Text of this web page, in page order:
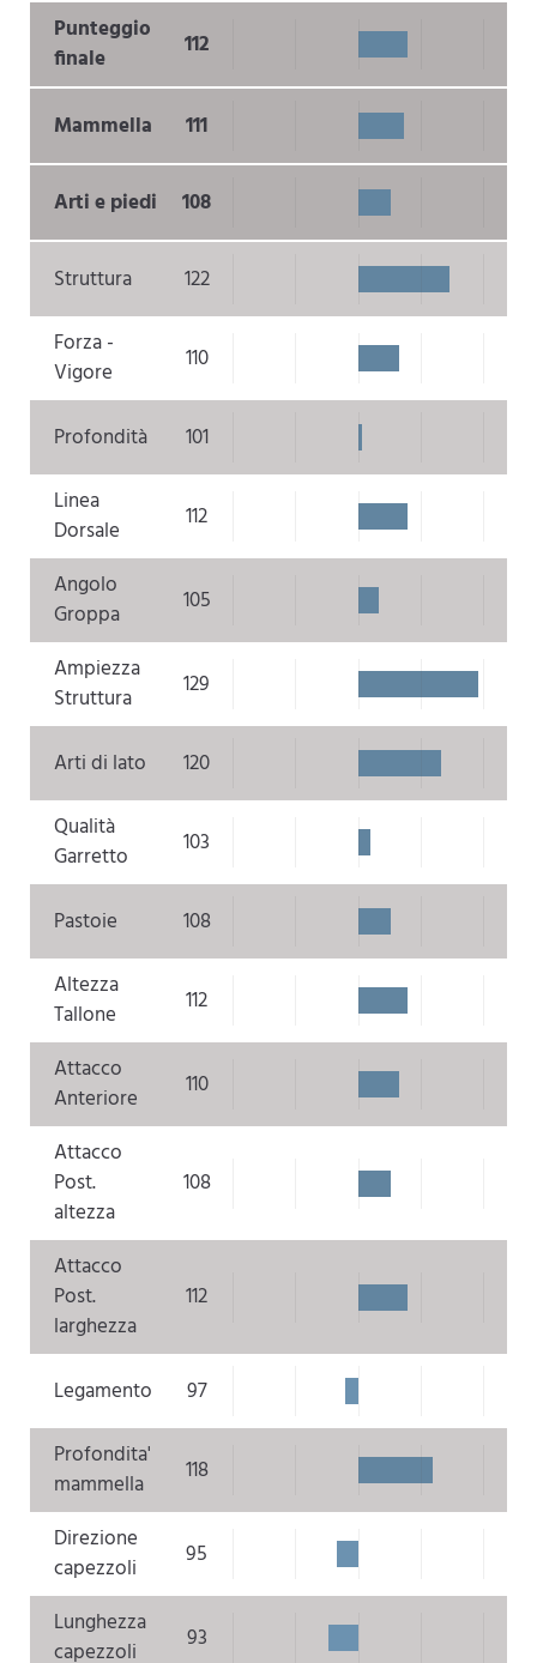
Punteggio
finale
112
Mammella 111
Arti e piedi 108
Struttura
122
Forza -
Vigore
110
Profondità
101
Linea
Dorsale
112
Angolo
Groppa
105
Ampiezza
Struttura
129
Arti di lato
120
Qualità
Garretto
103
Pastoie
108
Altezza
Tallone
112
Attacco
Anteriore
110
Attacco
Post.
altezza
108
Attacco
Post.
larghezza
112
Legamento
97
Profondita'
mammella
118
Direzione
capezzoli
95
Lunghezza
capezzoli
93